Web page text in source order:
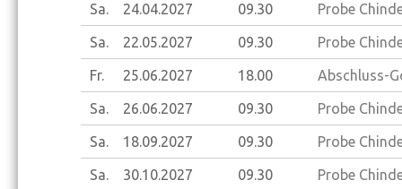
Sa. 24.04.2027 09.30 Probe
Sa. 22.05.2027 09.30 Probe
Fr. 25.06.2027 18.00 Abschluss-
Sa. 26.06.2027 09.30 Probe
Sa. 18.09.2027 09.30 Probe
Sa. 30.10.2027 09.30 Probe